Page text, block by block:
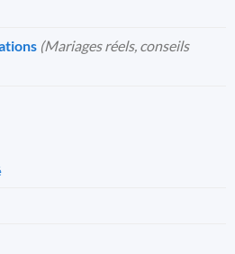
(Mariages réels, conseils